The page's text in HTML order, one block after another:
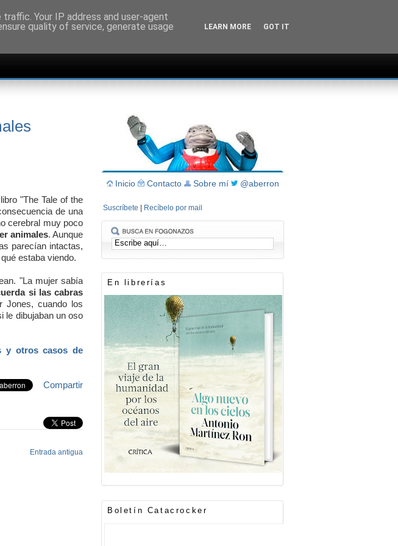
"The Tale of the
de una
cerebral muy poco
animales. Aunque
parecían intactas,
estaba viendo.
"La mujer sabía
si las cabras
Jones, cuando los
le dibujaban un oso
y otros casos de
Compartir
Entrada antigua
Inicio Contacto Sobre mí @aberron
Suscríbete Recíbelo por mail
En librerías
Boletín Catacrocker
Your IP address and user-agent
quality of service, generate usage
LEARN MORE GOT IT